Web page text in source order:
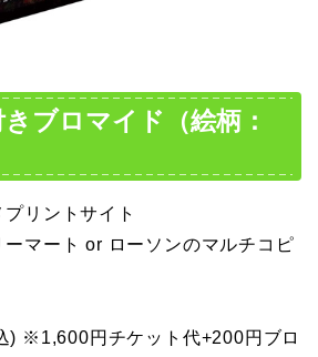
ブロマイド（絵柄：
リントサイト
マート or ローソンのマルチコピ
) ※1,600円チケット代+200円ブロ